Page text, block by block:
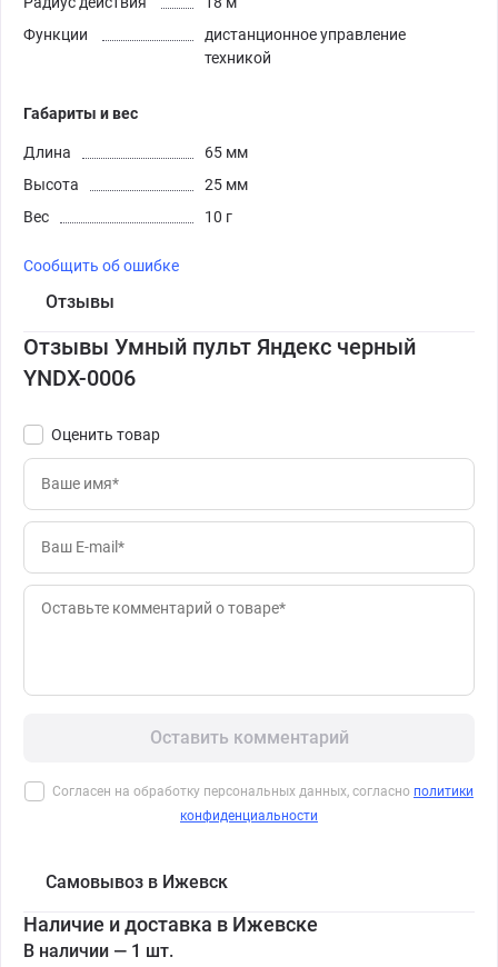
Функции
дистанционное управление
техникой
Габариты и вес
Длина
65 мм
Высота
25 мм
Вес
10 г
Сообщить об ошибке
Отзывы
Отзывы Умный пульт Яндекс черный
YNDX-0006
Оценить товар
Оставить комментарий
Согласен на обработку персональных данных, согласно политики
конфиденциальности
Самовывоз в Ижевск
Наличие и доставка в Ижевске
В наличии — 1 шт.